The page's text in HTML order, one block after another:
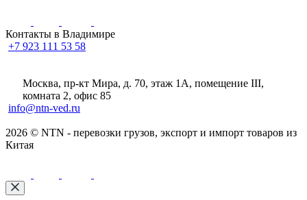
Контакты в Владимире
+7 923 111 53 58
Москва, пр-кт Мира, д. 70, этаж 1А, помещение III,
комната 2, офис 85
info@ntn-ved.ru
2026 © NTN - перевозки грузов, экспорт и импорт товаров из
Китая